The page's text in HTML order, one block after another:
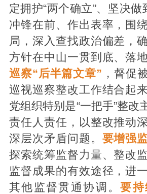
定拥护“两个确立”、坚决做
冲锋在前、作出表率，围
局，深入查找政治偏差，
方针在中山一贯到底、落
巡察“后半篇文章” ，督促
巡视巡察整改工作结合起
党组织特别是“一把手”整改
责任人责任，以整改推动
深层次矛盾问题。 要增强
探索统筹监督力量、整改
监督成果的有效途径，进
其他监督贯通协调。要